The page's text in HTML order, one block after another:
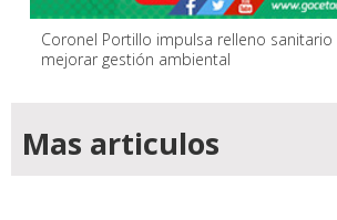
Coronel Portillo impulsa relleno
mejorar gestión ambiental
Mas articulos